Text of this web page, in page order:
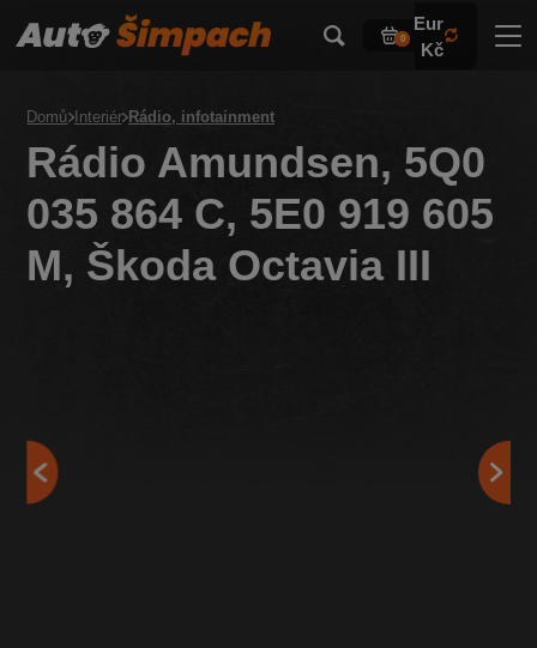
0
Eur
Kč
Domů Interiér Rádio, infotainment
Rádio Amundsen, 5Q0
035 864 C, 5E0 919 605
M, Škoda Octavia III